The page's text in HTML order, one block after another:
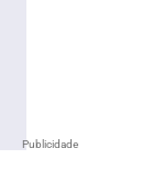
Publicidade